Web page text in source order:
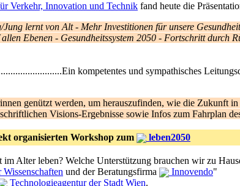
Verkehr, Innovation und Technik fand heute die
Jung lernt von Alt- Mehr Investitionen für unsere Gesundheit
Ebenen - Gesundheitssystem 2050 - Fortschritt durch
kompetentes und sympathisches
genützt werden, um herauszufinden, wie die Zukunft
Visions-Ergebnisse sowie Infos zum Fahrplan
organisierten Workshop zum leben2050
Alter leben? Welche Unterstützung brauchen wir zu
und der Beratungsfirma Innovendo"
Technologieagentur der Stadt Wien.